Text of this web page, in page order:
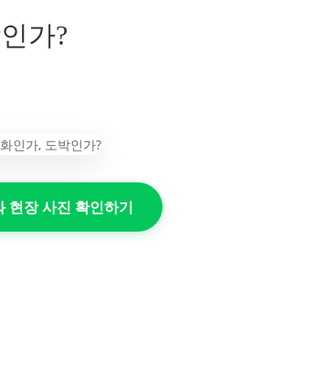
가?
현장 사진 확인하기